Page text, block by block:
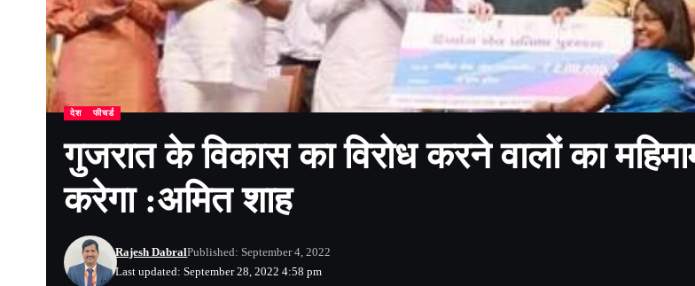
देश फीचर्ड
गुजरात के विकास का विरोध करने वालों का
करेगा :अमित शाह
Last updated: September 28, 2022 4:58 pm
Rajesh DabralPublished: September 4, 2022